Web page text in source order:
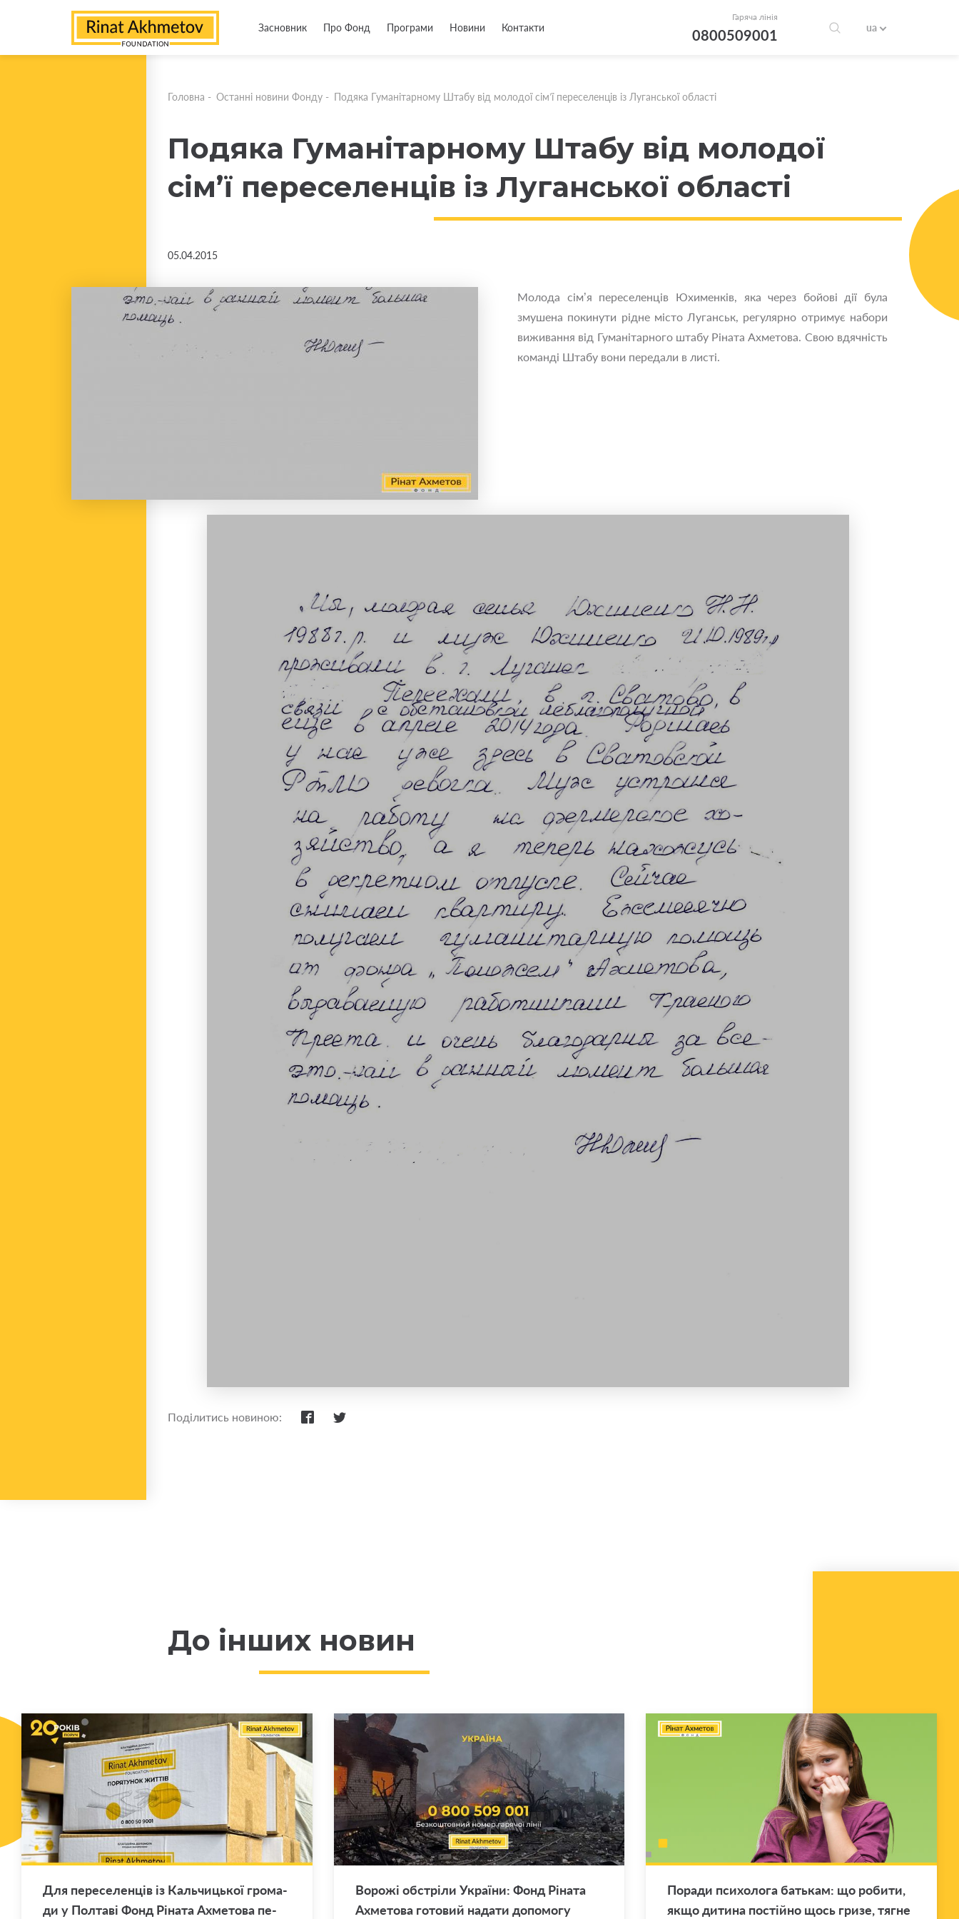
Засновник Про Фонд Програми Новини Контакти
Гаряча лінія
0800509001 ua
Головна - Останні новини Фонду - Подяка Гуманітарному Штабу від молодої сім’ї переселенців із Луганської області
Подяка Гуманітарному Штабу від молодої
сім’ї переселенців із Луганської області
05.04.2015
Молода сім’я переселенців Юхименків, яка через бойові дії була
змушена покинути рідне місто Луганськ, регулярно отримує набори
виживання від Гуманітарного штабу Ріната Ахметова. Свою вдячність
команді Штабу вони передали в листі.
Поділитись новиною:
До інших новин
Для пе­ре­се­лен­ців із Каль­чи­цької гро­ма­
ди у Пол­та­ві Фонд Рі­на­та Ахме­то­ва пе­
Во­ро­жі об­стрі­ли Укра­ї­ни: Фонд Рі­на­та
Ахме­то­ва го­то­вий на­да­ти до­по­мо­гу
По­ра­ди пси­хо­ло­га ба­тькам: що ро­би­ти,
якщо ди­ти­на по­стій­но щось гризе, тягне